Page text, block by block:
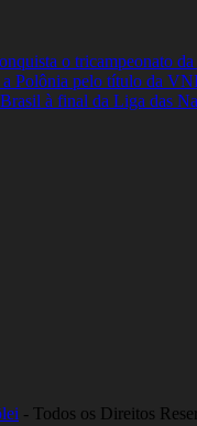
o tricampeonato
Polônia pelo título da
à final da Liga das
- Todos os Direitos